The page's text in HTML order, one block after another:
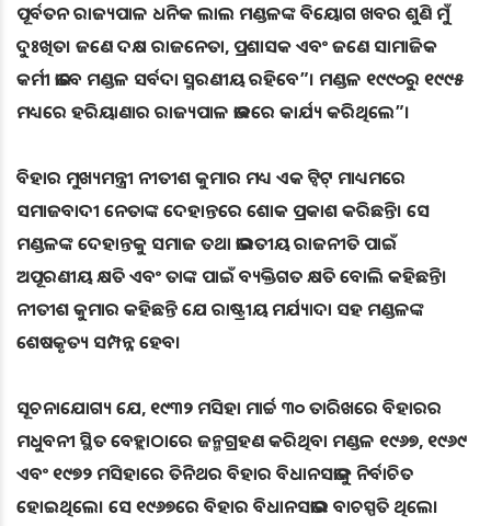
ପୂର୍ବତନ ରାଜ୍ୟପାଳ ଧନିକ ଲାଲ ମଣ୍ଡଳଙ୍କ ବିୟୋଗ ଖବର ଶୁଣି ମୁଁ
ଦୁଃଖିତ। ଜଣେ ଦକ୍ଷ ରାଜନେତା, ପ୍ରଶାସକ ଏବଂ ଜଣେ ସାମାଜିକ
କର୍ମୀ ଭାବେ ମଣ୍ଡଳ ସର୍ବଦା ସ୍ମରଣୀୟ ରହିବେ”। ମଣ୍ଡଳ ୧୯୯୦ରୁ ୧୯୯୫
ମଧ୍ୟରେ ହରିୟାଣାର ରାଜ୍ୟପାଳ ଭାବରେ କାର୍ଯ୍ୟ କରିଥିଲେ”।
ବିହାର ମୁଖ୍ୟମନ୍ତ୍ରୀ ନୀତୀଶ କୁମାର ମଧ୍ୟ ଏକ ଟ୍ବିଟ୍‌ ମାଧ୍ୟମରେ
ସମାଜବାଦୀ ନେତାଙ୍କ ଦେହାନ୍ତରେ ଶୋକ ପ୍ରକାଶ କରିଛନ୍ତି। ସେ
ମଣ୍ଡଳଙ୍କ ଦେହାନ୍ତକୁ ସମାଜ ତଥା ଭାରତୀୟ ରାଜନୀତି ପାଇଁ
ଅପୂରଣୀୟ କ୍ଷତି ଏବଂ ତାଙ୍କ ପାଇଁ ବ୍ୟକ୍ତିଗତ କ୍ଷତି ବୋଲି କହିଛନ୍ତି।
ନୀତୀଶ କୁମାର କହିଛନ୍ତି ଯେ ରାଷ୍ଟ୍ରୀୟ ମର୍ଯ୍ୟାଦା ସହ ମଣ୍ଡଳଙ୍କ
ଶେଷକୃତ୍ୟ ସମ୍ପନ୍ନ ହେବ।
ସୂଚନାଯୋଗ୍ୟ ଯେ, ୧୯୩୨ ମସିହା ମାର୍ଚ୍ଚ ୩୦ ତାରିଖରେ ବିହାରର
ମଧୁବନୀ ସ୍ଥିତ ବେହ୍ଲାଠାରେ ଜନ୍ମଗ୍ରହଣ କରିଥିବା ମଣ୍ଡଳ ୧୯୬୭, ୧୯୬୯
ଏବଂ ୧୯୭୨ ମସିହାରେ ତିନିଥର ବିହାର ବିଧାନସଭାକୁ ନିର୍ବାଚିତ
ହୋଇଥିଲେ। ସେ ୧୯୬୭ରେ ବିହାର ବିଧାନସଭାର ବାଚସ୍ପତି ଥିଲେ।